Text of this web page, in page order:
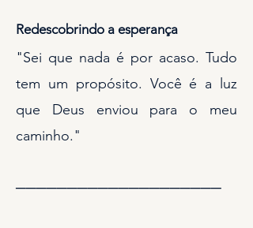
Redescobrindo a esperança
"Sei que nada é por acaso. Tudo
tem um propósito. Você é a luz
que Deus enviou para o meu
caminho."
────────────────────